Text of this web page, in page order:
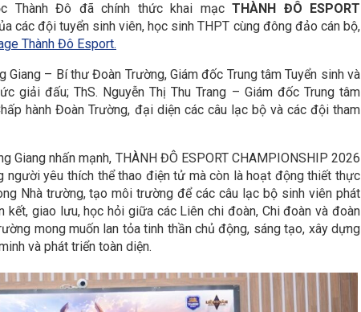
Thành Đô đã chính thức khai mạcTHÀNH ĐÔ ESPORT
các đội tuyển sinh viên, học sinh THPT cùng đông đảo cán bộ,
Thành Đô Esport.
Giang – Bí thư Đoàn Trường, Giám đốc Trung tâm Tuyển sinh và
giải đấu; ThS. Nguyễn Thị Thu Trang – Giám đốc Trung tâm
hành Đoàn Trường, đại diện các câu lạc bộ và các đội tham
Giang nhấn mạnh, THÀNH ĐÔ ESPORT CHAMPIONSHIP 2026
người yêu thích thể thao điện tử mà còn là hoạt động thiết thực
Nhà trường, tạo môi trường để các câu lạc bộ sinh viên phát
giao lưu, học hỏi giữa các Liên chi đoàn, Chi đoàn và đoàn
mong muốn lan tỏa tinh thần chủ động, sáng tạo, xây dựng
và phát triển toàn diện.